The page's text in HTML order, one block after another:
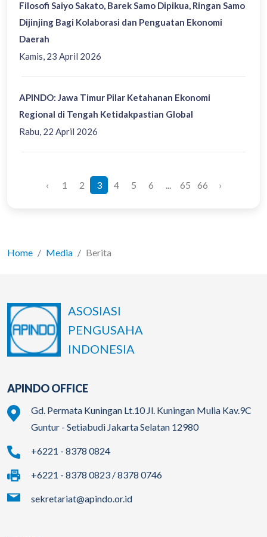
Kamis, 23 April 2026
Filosofi Saiyo Sakato, Barek Samo Dipikua, Ringan Samo
Dijinjing Bagi Kolaborasi dan Penguatan Ekonomi
Daerah
Rabu, 22 April 2026
APINDO: Jawa Timur Pilar Ketahanan Ekonomi
Regional di Tengah Ketidakpastian Global
‹ 1 2 3 4 5 6 ... 65 66 ›
Home Media Berita
ASOSIASI
PENGUSAHA
INDONESIA
APINDO OFFICE
Gd. Permata Kuningan Lt.10 Jl. Kuningan Mulia Kav.9C
Guntur - Setiabudi Jakarta Selatan 12980
+6221 - 8378 0824
+6221 - 8378 0823 / 8378 0746
sekretariat@apindo.or.id